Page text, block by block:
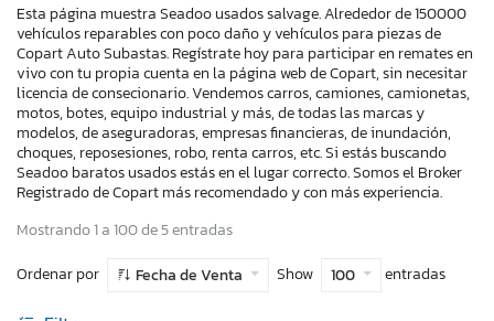
Esta página muestra Seadoo usados salvage. Alrededor de 150000
vehículos reparables con poco daño y vehículos para piezas de
Copart Auto Subastas. Regístrate hoy para participar en remates en
vivo con tu propia cuenta en la página web de Copart, sin necesitar
licencia de consecionario. Vendemos carros, camiones, camionetas,
motos, botes, equipo industrial y más, de todas las marcas y
modelos, de aseguradoras, empresas financieras, de inundación,
choques, reposesiones, robo, renta carros, etc. Si estás buscando
Seadoo baratos usados estás en el lugar correcto. Somos el Broker
Registrado de Copart más recomendado y con más experiencia.
Mostrando 1 a 100 de 5 entradas
Ordenar por
Fecha de Venta Show 100 entradas